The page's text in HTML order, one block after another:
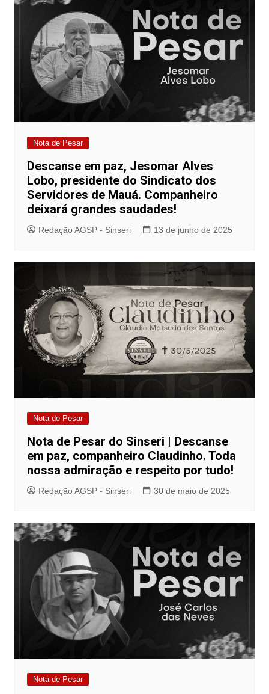
Nota de Pesar
Descanse em paz, Jesomar Alves
Lobo, presidente do Sindicato dos
Servidores de Mauá. Companheiro
deixará grandes saudades!
Redação AGSP - Sinseri 13 de junho de 2025
Nota de Pesar
Nota de Pesar do Sinseri | Descanse
em paz, companheiro Claudinho. Toda
nossa admiração e respeito por tudo!
Redação AGSP - Sinseri 30 de maio de 2025
Nota de Pesar